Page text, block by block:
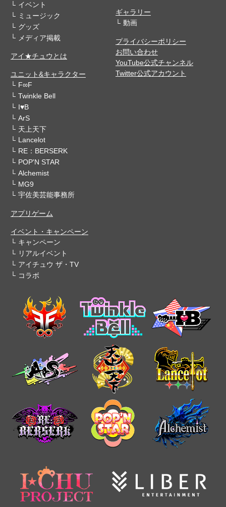
イベント
ミュージック
グッズ
メディア掲載
アイ★チュウとは
ユニット&キャラクター
F∞F
Twinkle Bell
I♥B
ArS
天上天下
Lancelot
RE：BERSERK
POP'N STAR
Alchemist
MG9
宇佐美芸能事務所
アプリゲーム
イベント・キャンペーン
キャンペーン
リアルイベント
アイチュウ ザ・TV
コラボ
ギャラリー
動画
プライバシーポリシー
お問い合わせ
YouTube公式チャンネル
Twitter公式アカウント